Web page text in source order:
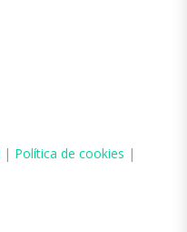
| Política de cookies |